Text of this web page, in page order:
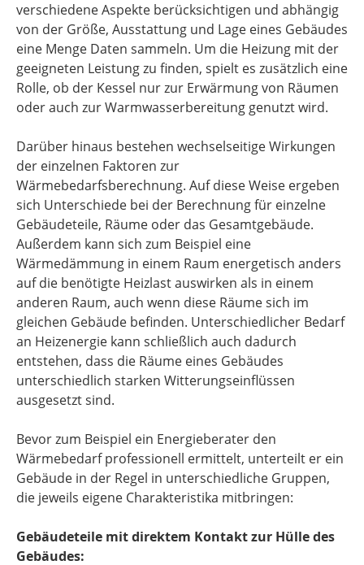
verschiedene Aspekte berücksichtigen und abhängig
von der Größe, Ausstattung und Lage eines Gebäudes
eine Menge Daten sammeln. Um die Heizung mit der
geeigneten Leistung zu finden, spielt es zusätzlich eine
Rolle, ob der Kessel nur zur Erwärmung von Räumen
oder auch zur Warmwasserbereitung genutzt wird.
Darüber hinaus bestehen wechselseitige Wirkungen
der einzelnen Faktoren zur
Wärmebedarfsberechnung. Auf diese Weise ergeben
sich Unterschiede bei der Berechnung für einzelne
Gebäudeteile, Räume oder das Gesamtgebäude.
Außerdem kann sich zum Beispiel eine
Wärmedämmung in einem Raum energetisch anders
auf die benötigte Heizlast auswirken als in einem
anderen Raum, auch wenn diese Räume sich im
gleichen Gebäude befinden. Unterschiedlicher Bedarf
an Heizenergie kann schließlich auch dadurch
entstehen, dass die Räume eines Gebäudes
unterschiedlich starken Witterungseinflüssen
ausgesetzt sind.
Bevor zum Beispiel ein Energieberater den
Wärmebedarf professionell ermittelt, unterteilt er ein
Gebäude in der Regel in unterschiedliche Gruppen,
die jeweils eigene Charakteristika mitbringen:
Gebäudeteile mit direktem Kontakt zur Hülle des
Gebäudes: